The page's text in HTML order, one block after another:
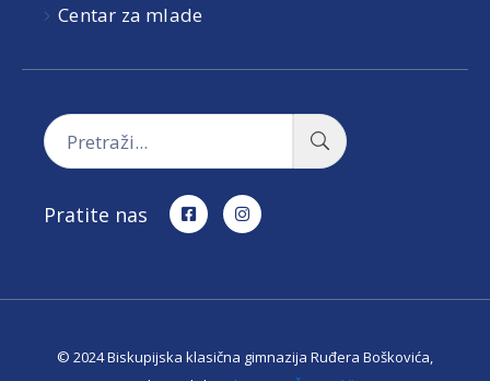
Centar za mlade
Pratite nas
© 2024 Biskupijska klasična gimnazija Ruđera Boškovića,